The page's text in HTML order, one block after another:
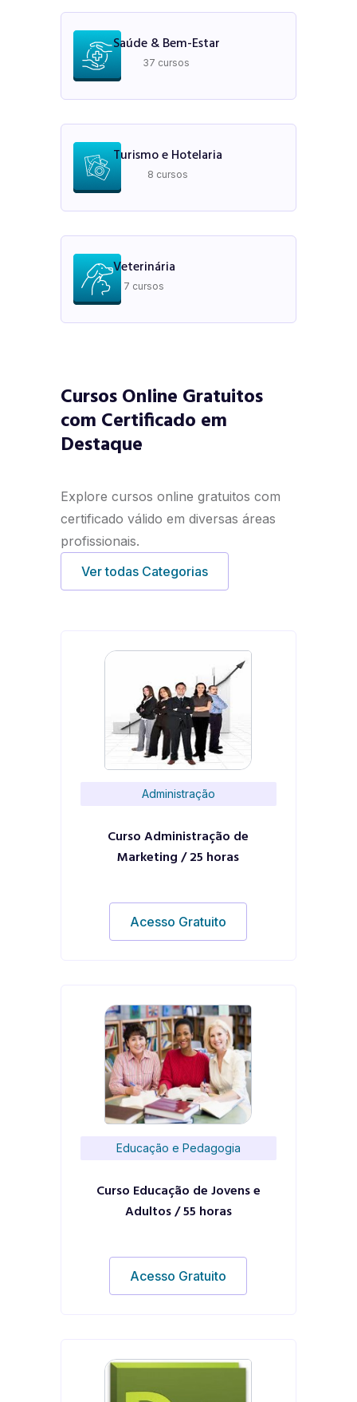
Saúde & Bem-Estar
37 cursos
Turismo e Hotelaria
8 cursos
Veterinária
7 cursos
Cursos Online Gratuitos
com Certificado em
Destaque
Explore cursos online gratuitos com
certificado válido em diversas áreas
profissionais.
Ver todas Categorias
Administração
Curso Administração de
Marketing / 25 horas
Acesso Gratuito
Educação e Pedagogia
Curso Educação de Jovens e
Adultos / 55 horas
Acesso Gratuito